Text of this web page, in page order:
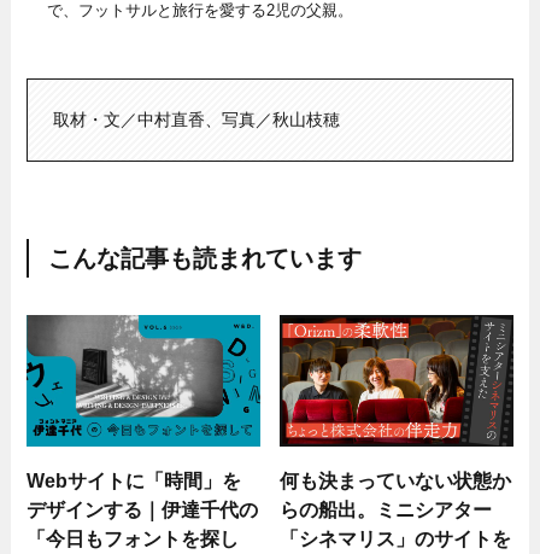
で、フットサルと旅行を愛する2児の父親。
取材・文／中村直香、写真／秋山枝穂
こんな記事も読まれています
Webサイトに「時間」を
デザインする｜伊達千代の
「今日もフォントを探し
何も決まっていない状態か
らの船出。ミニシアター
「シネマリス」のサイトを